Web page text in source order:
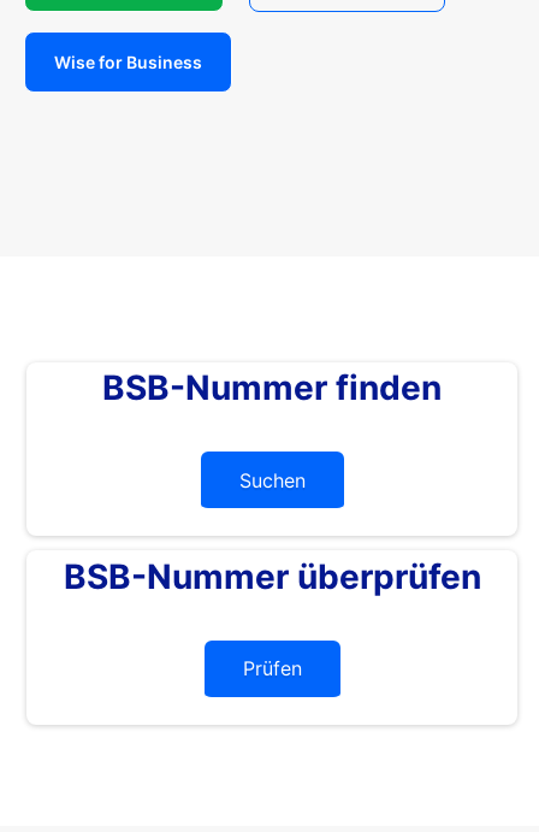
Wise for Business
BSB-Nummer finden
Suchen
BSB-Nummer überprüfen
Prüfen